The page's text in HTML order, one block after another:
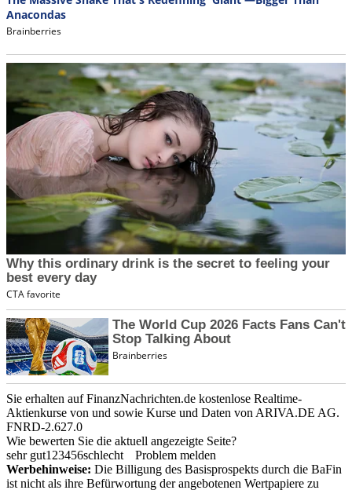
Sie erhalten auf FinanzNachrichten.de kostenlose Realtime-
Aktienkurse von und sowie Kurse und Daten von ARIVA.DE AG.
FNRD-2.627.0
Wie bewerten Sie die aktuell angezeigte Seite?
sehr gut1 23456schlecht
Problem melden
Werbehinweise: Die Billigung des Basisprospekts durch die BaFin
ist nicht als ihre Befürwortung der angebotenen Wertpapiere zu